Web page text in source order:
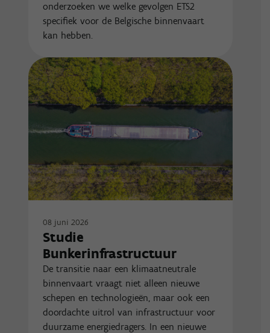
onderzoeken we welke gevolgen ETS2
specifiek voor de Belgische binnenvaart
kan hebben.
08 juni 2026
Studie
Bunkerinfrastructuur
De transitie naar een klimaatneutrale
binnenvaart vraagt niet alleen nieuwe
schepen en technologieën, maar ook een
doordachte uitrol van infrastructuur voor
duurzame energiedragers. In een nieuwe